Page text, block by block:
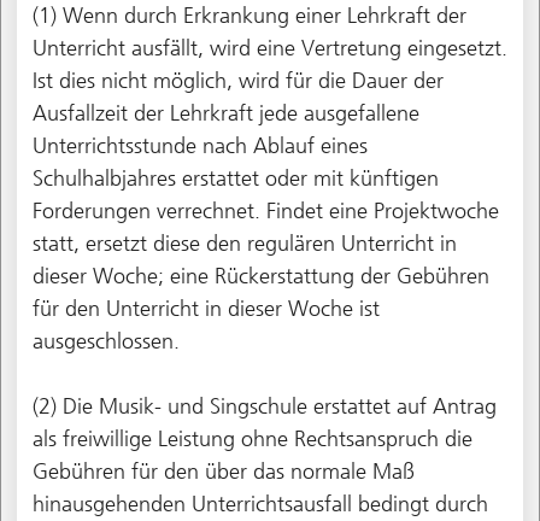
(1) Wenn durch Erkrankung einer Lehrkraft der
Unterricht ausfällt, wird eine Vertretung eingesetzt.
Ist dies nicht möglich, wird für die Dauer der
Ausfallzeit der Lehrkraft jede ausgefallene
Unterrichtsstunde nach Ablauf eines
Schulhalbjahres erstattet oder mit künftigen
Forderungen verrechnet. Findet eine Projektwoche
statt, ersetzt diese den regulären Unterricht in
dieser Woche; eine Rückerstattung der Gebühren
für den Unterricht in dieser Woche ist
ausgeschlossen.
(2) Die Musik- und Singschule erstattet auf Antrag
als freiwillige Leistung ohne Rechtsanspruch die
Gebühren für den über das normale Maß
hinausgehenden Unterrichtsausfall bedingt durch